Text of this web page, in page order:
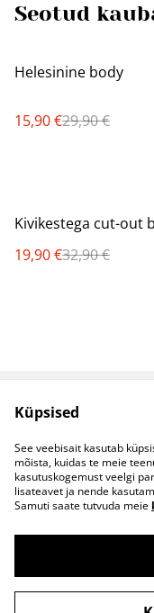
Seotud
%
Helesinine body
15,90 €29,90 €
%
Kivikestega cut-out
19,90 €32,90 €
Küpsised
©2026S&S Riided
Küpsised
See veebisait kasutab
mõista, kuidas te meie
kasutuskogemust veelgi
lisateavet ja nende
Samuti saate tutvuda meie